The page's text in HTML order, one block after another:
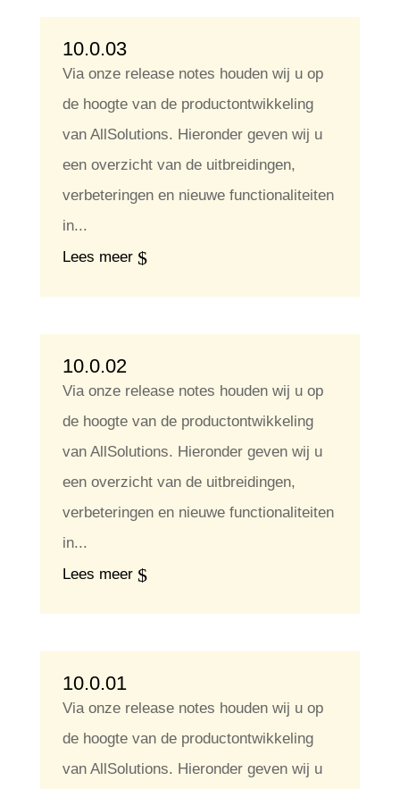
10.0.03
Via onze release notes houden wij u op
de hoogte van de productontwikkeling
van AllSolutions. Hieronder geven wij u
een overzicht van de uitbreidingen,
verbeteringen en nieuwe functionaliteiten
in...
Lees meer
10.0.02
Via onze release notes houden wij u op
de hoogte van de productontwikkeling
van AllSolutions. Hieronder geven wij u
een overzicht van de uitbreidingen,
verbeteringen en nieuwe functionaliteiten
in...
Lees meer
10.0.01
Via onze release notes houden wij u op
de hoogte van de productontwikkeling
van AllSolutions. Hieronder geven wij u